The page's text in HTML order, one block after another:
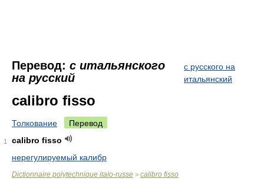
Перевод: с итальянского
на русский
с русского на
итальянский
calibro fisso
Толкование Перевод
1
calibro fisso
нерегулируемый калибр
Dictionnaire polytechnique italo-russe > calibro fisso